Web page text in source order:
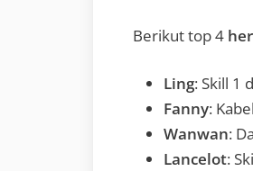
Berikut top 4
Ling: Skill 1
Fanny:
Wanwan:
Lancelot: